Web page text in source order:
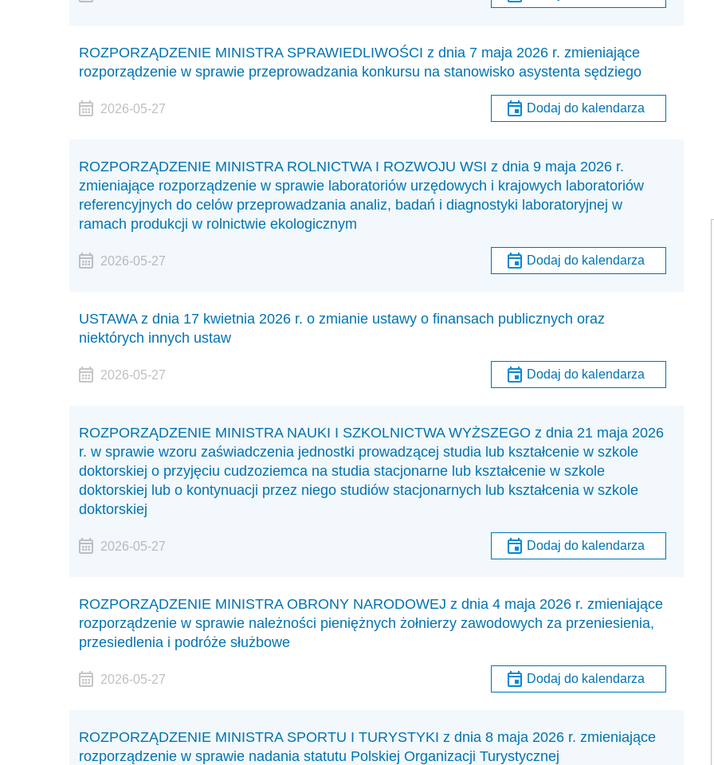
ROZPORZĄDZENIE MINISTRA SPRAWIEDLIWOŚCI z dnia 7 maja 2026 r. zmieniające
rozporządzenie w sprawie przeprowadzania konkursu na stanowisko asystenta sędziego
2026-05-27 Dodaj do kalendarza
ROZPORZĄDZENIE MINISTRA ROLNICTWA I ROZWOJU WSI z dnia 9 maja 2026 r.
zmieniające rozporządzenie w sprawie laboratoriów urzędowych i krajowych laboratoriów
referencyjnych do celów przeprowadzania analiz, badań i diagnostyki laboratoryjnej w
ramach produkcji w rolnictwie ekologicznym
2026-05-27 Dodaj do kalendarza
USTAWA z dnia 17 kwietnia 2026 r. o zmianie ustawy o finansach publicznych oraz
niektórych innych ustaw
2026-05-27 Dodaj do kalendarza
ROZPORZĄDZENIE MINISTRA NAUKI I SZKOLNICTWA WYŻSZEGO z dnia 21 maja 2026
r. w sprawie wzoru zaświadczenia jednostki prowadzącej studia lub kształcenie w szkole
doktorskiej o przyjęciu cudzoziemca na studia stacjonarne lub kształcenie w szkole
doktorskiej lub o kontynuacji przez niego studiów stacjonarnych lub kształcenia w szkole
doktorskiej
2026-05-27 Dodaj do kalendarza
ROZPORZĄDZENIE MINISTRA OBRONY NARODOWEJ z dnia 4 maja 2026 r. zmieniające
rozporządzenie w sprawie należności pieniężnych żołnierzy zawodowych za przeniesienia,
przesiedlenia i podróże służbowe
2026-05-27 Dodaj do kalendarza
ROZPORZĄDZENIE MINISTRA SPORTU I TURYSTYKI z dnia 8 maja 2026 r. zmieniające
rozporządzenie w sprawie nadania statutu Polskiej Organizacji Turystycznej